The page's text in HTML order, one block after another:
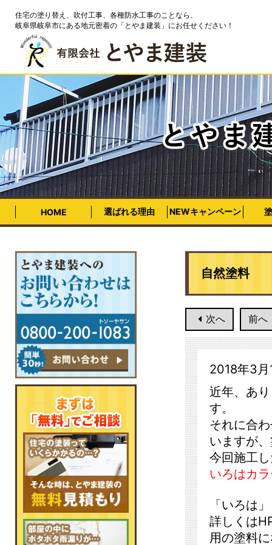
住宅の塗り替え、吹付工事、各種防水工事のことなら、
岐阜県岐阜市にある地元密着の「とやま建装」にお任せください！
HOME 選ばれる理由 NEWキャンペーン
自然塗料
次へ 前へ
2018年3月
近年、あ
す。
それに合
いますが
今回施工
いろはカ
「いろは
詳しくは
用の塗料